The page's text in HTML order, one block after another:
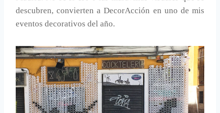
descubren, convierten a DecorAcción en uno de mis
eventos decorativos del año.